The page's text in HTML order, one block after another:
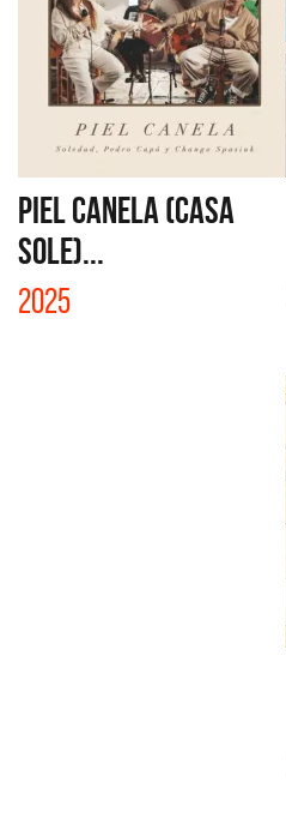
PIEL CANELA (CASA
SOLE)...
2025